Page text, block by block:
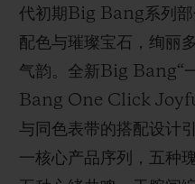
代初期Big Bang系列部
配色与璀璨宝石，绚丽
气韵。全新Big Bang“
Bang One Click
与同色表带的搭配设计
一核心产品序列，五种
安全支付
礼品小袋